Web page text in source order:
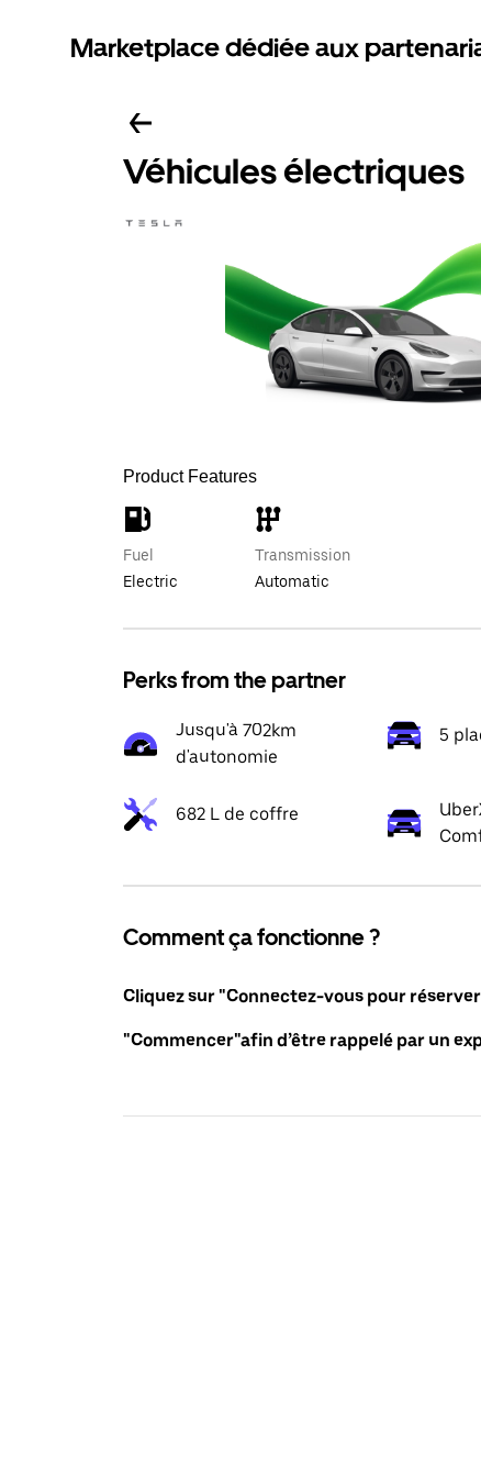
Marketplace dédiée aux
Véhicules électriques
Product Features
Fuel
Electric
Transmission
Automatic
Perks from the partner
Jusqu'à 702km
d'autonomie
5
682 L de coffre
Comment ça fonctionne ?
Cliquez sur "Connectez-vous pour
"Commencer"afin d’être rappelé par un